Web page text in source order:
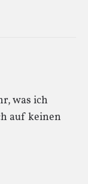
was ich
auf keinen